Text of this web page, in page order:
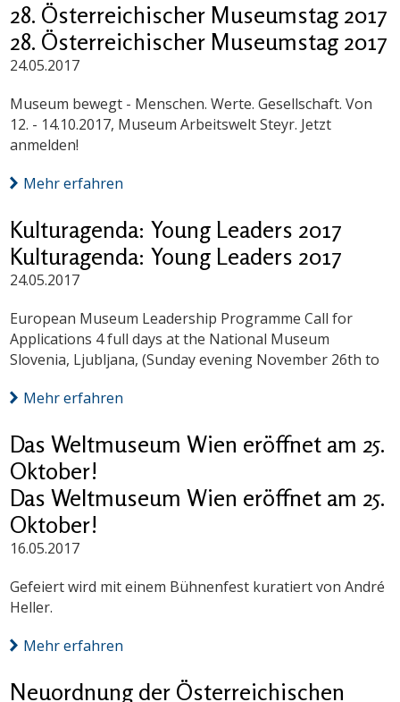
28. Österreichischer Museumstag 2017
28. Österreichischer Museumstag 2017
24.05.2017
Museum bewegt - Menschen. Werte. Gesellschaft. Von
12. - 14.10.2017, Museum Arbeitswelt Steyr. Jetzt
anmelden!
Mehr erfahren
Kulturagenda: Young Leaders 2017
Kulturagenda: Young Leaders 2017
24.05.2017
European Museum Leadership Programme Call for
Applications 4 full days at the National Museum
Slovenia, Ljubljana, (Sunday evening November 26th to
Mehr erfahren
Das Weltmuseum Wien eröffnet am 25.
Oktober!
Das Weltmuseum Wien eröffnet am 25.
Oktober!
16.05.2017
Gefeiert wird mit einem Bühnenfest kuratiert von André
Heller.
Mehr erfahren
Neuordnung der Österreichischen